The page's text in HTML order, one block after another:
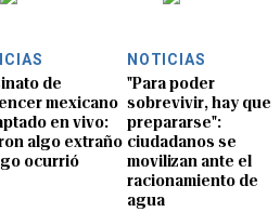
de
mexicano
en vivo:
algo extraño
ocurrió
NOTICIAS
"Para poder
sobrevivir, hay que
prepararse":
ciudadanos se
movilizan ante el
racionamiento de
agua